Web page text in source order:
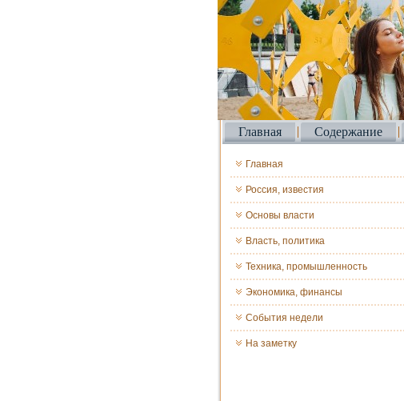
Главная Содержание
Главная
Россия, известия
Основы власти
Власть, политика
Техника, промышленность
Экономика, финансы
События недели
На заметку